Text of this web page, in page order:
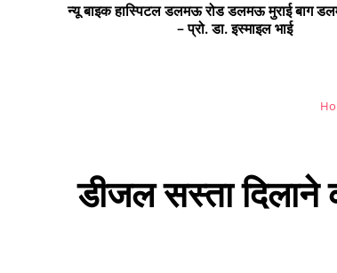
न्यू बाइक हास्पिटल डलमऊ रोड डलमऊ मुराई बाग
– प्रो. डा. इस्माइल भाई
डीजल सस्ता दिलाने